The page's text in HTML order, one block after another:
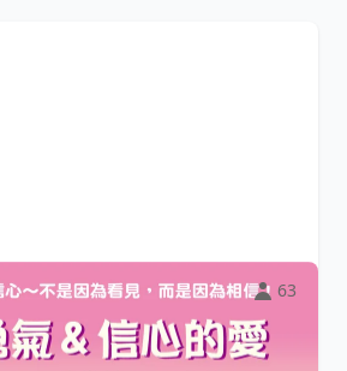
63
教案《王子的信心》